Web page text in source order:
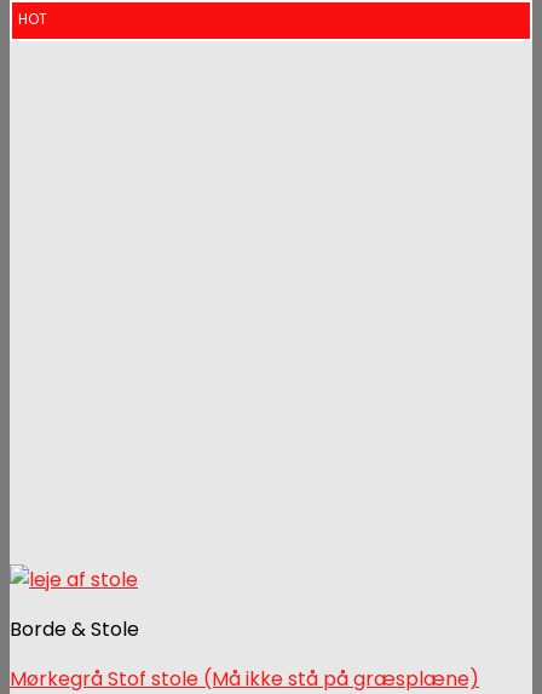
HOT
Borde & Stole
Mørkegrå Stof stole (Må ikke stå på græsplæne)